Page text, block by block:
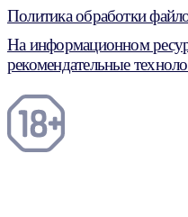
Политика обработки
На информационном
рекомендательные